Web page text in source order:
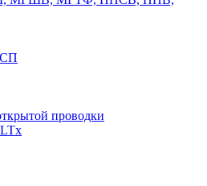
проводки